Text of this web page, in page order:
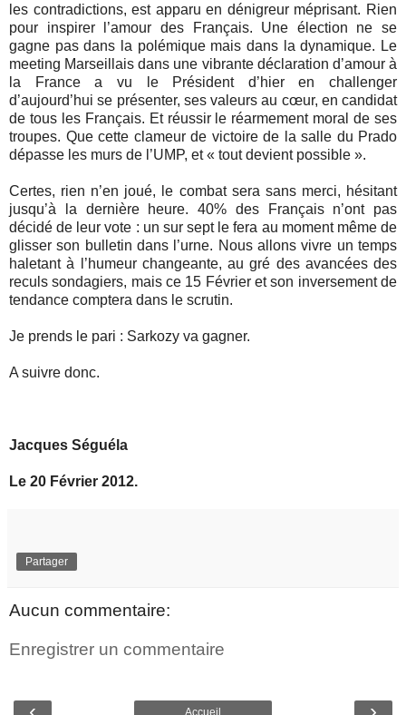
les contradictions, est apparu en dénigreur méprisant. Rien
pour inspirer l’amour des Français. Une élection ne se
gagne pas dans la polémique mais dans la dynamique. Le
meeting Marseillais dans une vibrante déclaration d’amour à
la France a vu le Président d’hier en challenger
d’aujourd’hui se présenter, ses valeurs au cœur, en candidat
de tous les Français. Et réussir le réarmement moral de ses
troupes. Que cette clameur de victoire de la salle du Prado
dépasse les murs de l’UMP, et « tout devient possible ».
Certes, rien n’en joué, le combat sera sans merci, hésitant
jusqu’à la dernière heure. 40% des Français n’ont pas
décidé de leur vote : un sur sept le fera au moment même de
glisser son bulletin dans l’urne. Nous allons vivre un temps
haletant à l’humeur changeante, au gré des avancées des
reculs sondagiers, mais ce 15 Février et son inversement de
tendance comptera dans le scrutin.
Je prends le pari : Sarkozy va gagner.
A suivre donc.
Jacques Séguéla
Le 20 Février 2012.
Partager
Aucun commentaire:
Enregistrer un commentaire
Accueil